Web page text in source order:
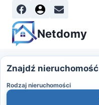
Netdomy
Znajdź nieruchomość
Rodzaj nieruchomości